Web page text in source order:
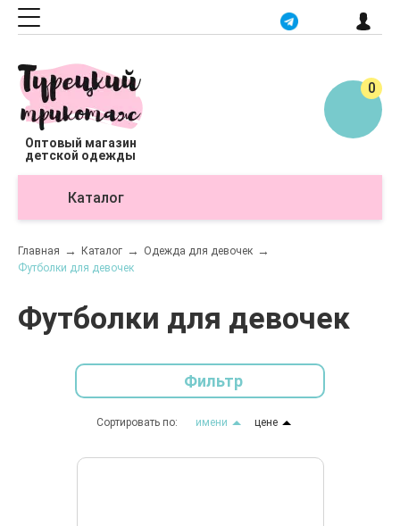
Оптовый магазин
детской одежды
0
Каталог
Главная Каталог
Одежда для девочек
Футболки для девочек
Футболки для девочек
Фильтр
Сортировать по: имени цене